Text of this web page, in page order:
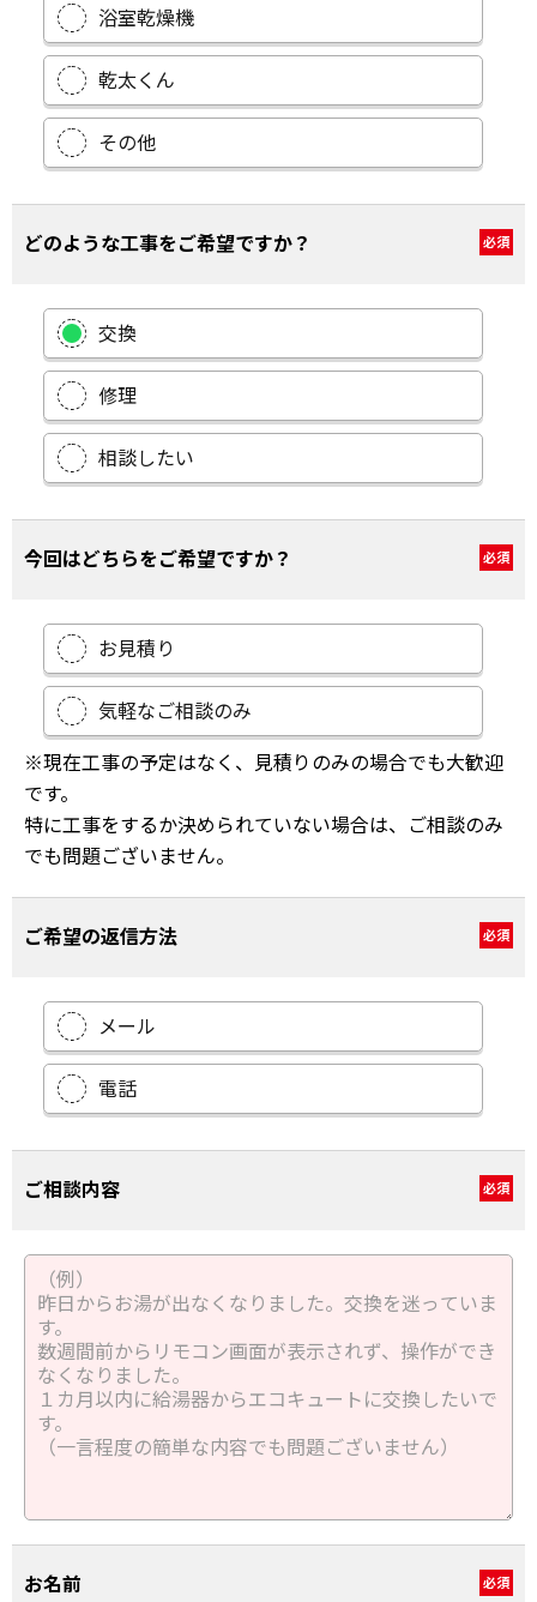
浴室乾燥機
乾太くん
その他
どのような工事をご希望ですか？ 必須
交換
修理
相談したい
今回はどちらをご希望ですか？ 必須
お見積り
気軽なご相談のみ
※現在工事の予定はなく、見積りのみの場合でも大歓迎
です。
特に工事をするか決められていない場合は、ご相談のみ
でも問題ございません。
ご希望の返信方法 必須
メール
電話
ご相談内容 必須
お名前 必須